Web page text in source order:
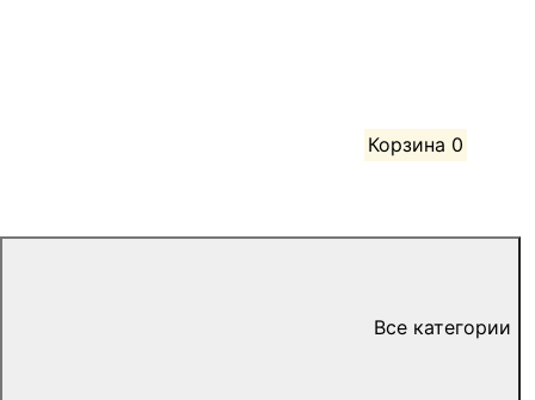
Корзина 0
Все категории